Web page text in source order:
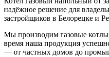
надёжное решение для
застройщиков в Белорецке и
Мы производим газовые котлы
время наша продукция
— от частных домов до